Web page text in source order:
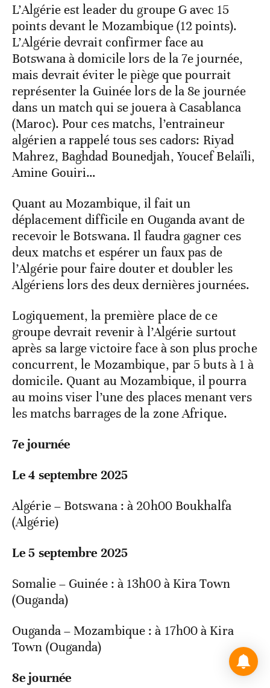
L’Algérie est leader du groupe G avec 15
points devant le Mozambique (12 points).
L’Algérie devrait confirmer face au
Botswana à domicile lors de la 7e journée,
mais devrait éviter le piège que pourrait
représenter la Guinée lors de la 8e journée
dans un match qui se jouera à Casablanca
(Maroc). Pour ces matchs, l’entraineur
algérien a rappelé tous ses cadors: Riyad
Mahrez, Baghdad Bounedjah, Youcef Belaïli,
Amine Gouiri…
Quant au Mozambique, il fait un
déplacement difficile en Ouganda avant de
recevoir le Botswana. Il faudra gagner ces
deux matchs et espérer un faux pas de
l’Algérie pour faire douter et doubler les
Algériens lors des deux dernières journées.
Logiquement, la première place de ce
groupe devrait revenir à l’Algérie surtout
après sa large victoire face à son plus proche
concurrent, le Mozambique, par 5 buts à 1 à
domicile. Quant au Mozambique, il pourra
au moins viser l’une des places menant vers
les matchs barrages de la zone Afrique.
7e journée
Le 4 septembre 2025
Algérie – Botswana : à 20h00 Boukhalfa
(Algérie)
Le 5 septembre 2025
Somalie – Guinée : à 13h00 à Kira Town
(Ouganda)
Ouganda – Mozambique : à 17h00 à Kira
Town (Ouganda)
8e journée